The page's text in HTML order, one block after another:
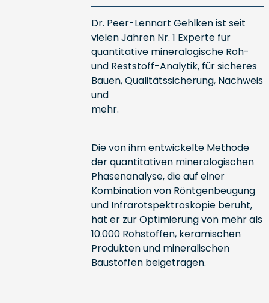
Dr. Peer-Lennart Gehlken ist seit
vielen Jahren Nr. 1 Experte für
quantitative mineralogische Roh-
und Reststoff-Analytik, für sicheres
Bauen, Qualitätssicherung, Nachweis
und
Die von ihm entwickelte Methode
der quantitativen mineralogischen
Phasenanalyse, die auf einer
Kombination von Röntgenbeugung
und Infrarotspektroskopie beruht,
hat er zur Optimierung von mehr als
10.000 Rohstoffen, keramischen
Produkten und mineralischen
Baustoffen beigetragen.